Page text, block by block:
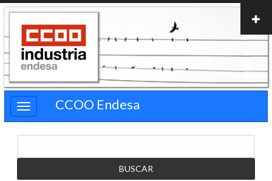
Pasar
contenido
principal
CCOO Endesa